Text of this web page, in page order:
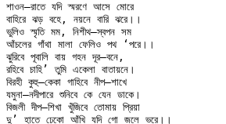
শাওন–রাতে যদি স্মরণে আসে মোরে
বাহিরে ঝড় বহে, নয়নে বারি ঝরে।।
ভুলিও স্মৃতি মম, নিশীথ–স্বপন সম
আঁচলের গাঁথা মালা ফেলিও পথ ‘পরে।।
ঝুরিবে পূবালি বায় গহন দূর–বনে,
রহিবে চাহি’ তুমি একেলা বাতায়নে।
বিরহী কুহু–কেকা গাহিবে নীপ–শাখে
যমুনা–নদীপারে শুনিবে কে যেন ডাকে।
বিজলী দীপ–শিখা খুঁজিবে তোমায় প্রিয়া